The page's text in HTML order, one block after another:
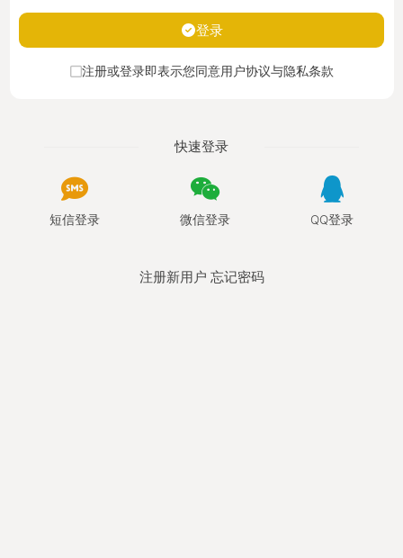
登录
注册或登录即表示您同意用户协议与隐私条款
快速登录
短信登录 微信登录 QQ登录
注册新用户 忘记密码